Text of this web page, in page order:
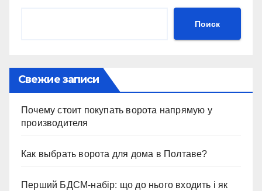
Поиск
Свежие записи
Почему стоит покупать ворота напрямую у
производителя
Как выбрать ворота для дома в Полтаве?
Перший БДСМ-набір: що до нього входить і як